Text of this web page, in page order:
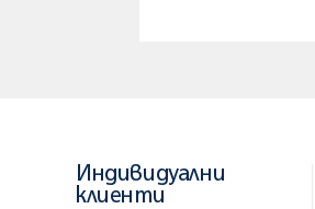
Индивидуални
клиенти